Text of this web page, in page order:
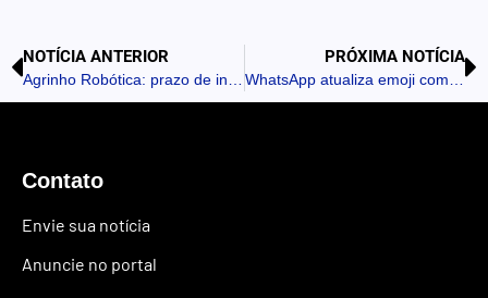
NOTÍCIA ANTERIOR PRÓXIMA NOTÍCIA
Contato
Envie sua notícia
Anuncie no portal